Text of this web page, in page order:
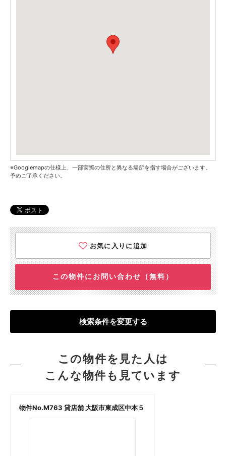
※Googlemapの仕様上、一部実際の住所と異なる場所を指す場合がございます。
予めご了承ください。
お気に入りに追加
この物件にお問い合わせ（無料）
検索条件を変更する
この物件を見た人は
こんな物件も見ています
物件No.M763 貸店舗 大阪市東成区中本５